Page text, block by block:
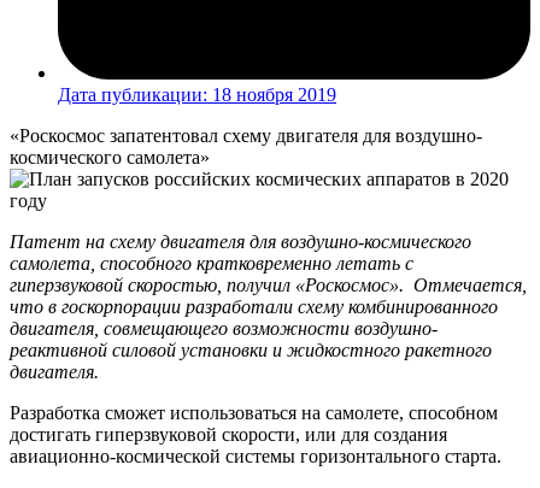
Дата публикации: 18 ноября 2019
«Роскосмос запатентовал схему двигателя для воздушно-
космического самолета»
Патент на схему двигателя для воздушно-космического
самолета, способного кратковременно летать с
гиперзвуковой скоростью, получил «Роскосмос». Отмечается,
что в госкорпорации разработали схему комбинированного
двигателя, совмещающего возможности воздушно-
реактивной силовой установки и жидкостного ракетного
двигателя.
Разработка сможет использоваться на самолете, способном
достигать гиперзвуковой скорости, или для создания
авиационно-космической системы горизонтального старта.